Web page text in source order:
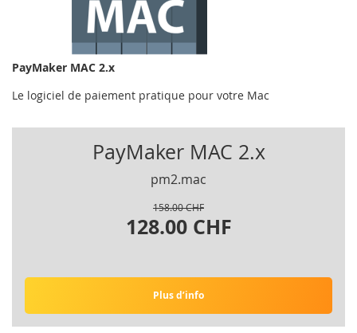
PayMaker MAC 2.x
Le logiciel de paiement pratique pour votre Mac
PayMaker MAC 2.x
pm2.mac
158.00 CHF
128.00 CHF
Plus d’info